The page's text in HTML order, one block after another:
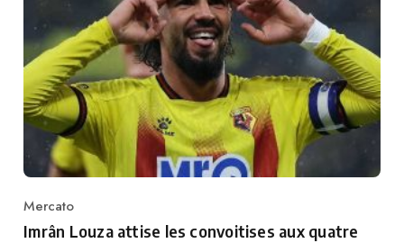
Category
Mercato
Imrân Louza attise les convoitises aux quatre